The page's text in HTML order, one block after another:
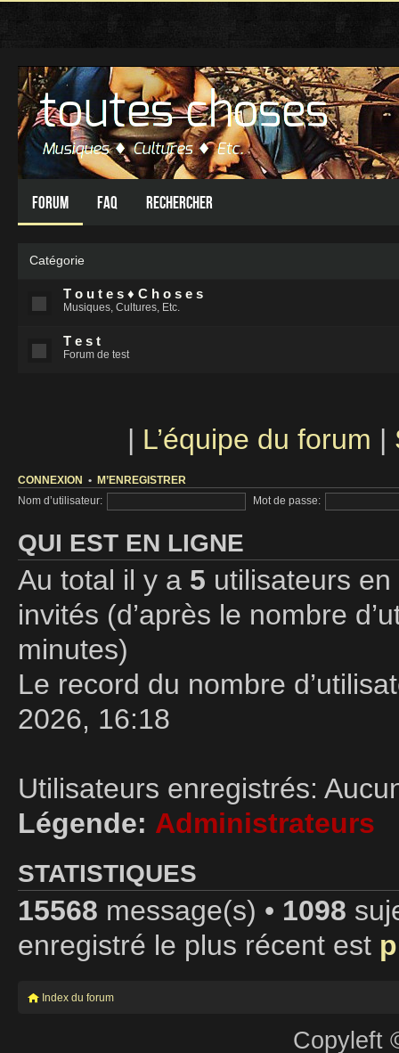
Forum FAQ Rechercher
Catégorie
T o u t e s ♦ C h o s e s
Musiques, Cultures, Etc.
T e s t
Forum de test
| L’équipe du forum |
CONNEXION • M’ENREGISTRER
Nom d’utilisateur: Mot de passe:
QUI EST EN LIGNE
Au total il y a 5 utilisateurs
invités (d’après le nombre
minutes)
Le record du nombre
2026, 16:18
Utilisateurs enregistrés:
Légende: Administrateurs
STATISTIQUES
15568 message(s) • 1098
enregistré le plus récent est
Index du forum
Copyleft